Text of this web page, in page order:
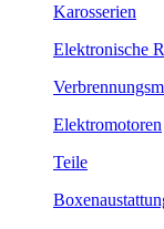
Karosserien
Elektronische
Elektromotoren
Teile